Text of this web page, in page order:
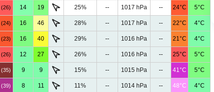
(26) 14 19 25% -- 1017 hPa -- 24°C 5°C
(24) 16 46 28% -- 1017 hPa -- 22°C 4°C
(23) 16 40 29% -- 1016 hPa -- 21°C 4°C
(26) 12 27 26% -- 1016 hPa -- 25°C 5°C
(35) 9 9 15% -- 1015 hPa -- 41°C 5°C
(39) 8 11 11% -- 1014 hPa -- 48°C 4°C